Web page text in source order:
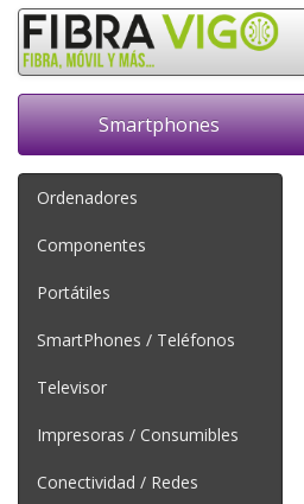
Smartphones
Ordenadores
Componentes
Portátiles
SmartPhones / Teléfonos
Televisor
Impresoras / Consumibles
Conectividad / Redes